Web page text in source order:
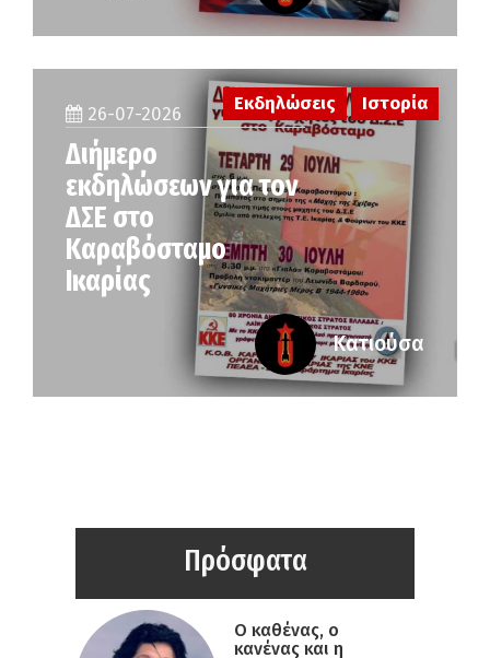
26-07-2026
Διήμερο
εκδηλώσεων για τον
ΔΣΕ στο
Καραβόσταμο
Ικαρίας
Εκδηλώσεις Ιστορία
Κατιούσα
Πρόσφατα
Ο καθένας, ο
κανένας και η